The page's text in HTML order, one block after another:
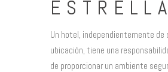
Un hotel, independientemente de
ubicación, tiene una
de proporcionar un ambiente